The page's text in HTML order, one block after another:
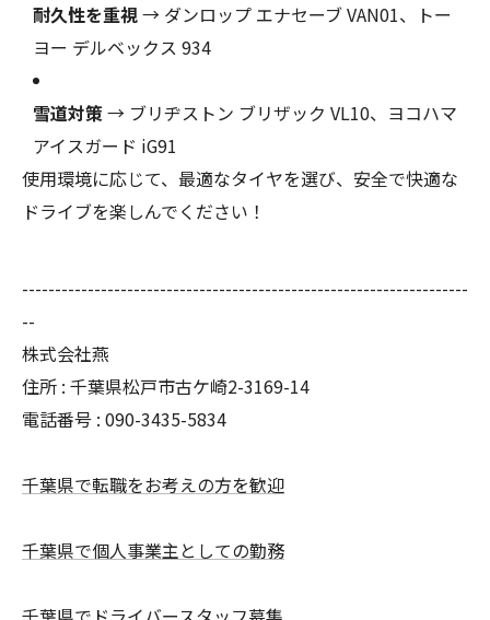
耐久性を重視→ ダンロップ エナセーブ VAN01、トー
ヨー デルベックス 934
雪道対策→ ブリヂストン ブリザック VL10、ヨコハマ
アイスガード iG91
使用環境に応じて、最適なタイヤを選び、安全で快適な
ドライブを楽しんでください！
--------------------------------------------------------------------
--
株式会社燕
住所 : 千葉県松戸市古ケ崎2-3169-14
電話番号 : 090-3435-5834
千葉県で転職をお考えの方を歓迎
千葉県で個人事業主としての勤務